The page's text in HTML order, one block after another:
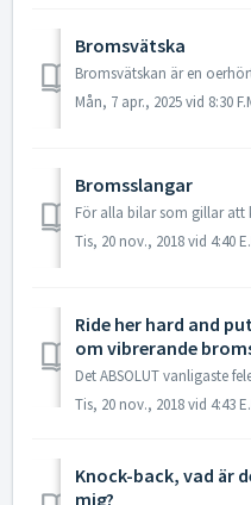
Bromsvätska
Mån, 7 apr., 2025 vid 8:30
Bromsslangar
Tis, 20 nov., 2018 vid 4:40
Ride her hard and
om vibrerande
Tis, 20 nov., 2018 vid 4:43
Knock-back, vad är
mig?